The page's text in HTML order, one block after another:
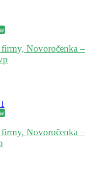
Novoročenka –
Novoročenka –